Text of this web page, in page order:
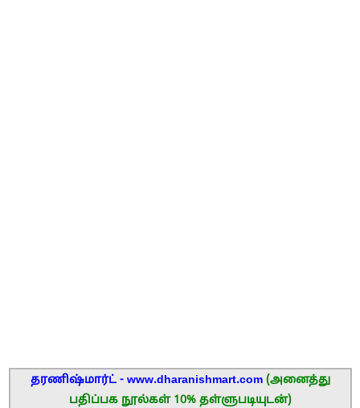
தரணிஷ்மார்ட் - www.dharanishmart.com (அனைத்து
பதிப்பக நூல்கள் 10% தள்ளுபடியுடன்)